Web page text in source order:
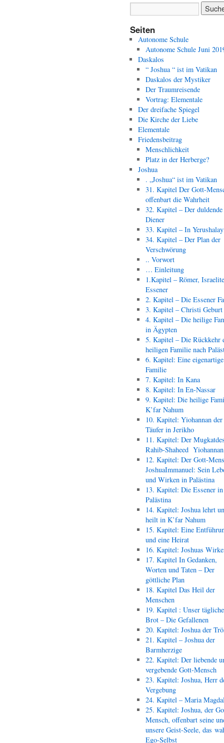
Seiten
Autonome Schule
Autonome Schule Juni
Daskalos
“ Joshua “ ist im Vatikan
Daskalos der Mystiker
Der Traumreisende
Vortrag: Elementale
Der dreifache Spiegel
Die Kirche der Liebe
Elementale
Friedensbeitrag
Menschlichkeit
Platz in der Herberge?
Joshua
. „Joshua“ ist im Vatikan
31. Kapitel Der Gott-
offenbart die Wahrheit
32. Kapitel – Der duldende
Diener
33. Kapitel – In
34. Kapitel – Der Plan der
Verschwörung
.. Vorwort
… Einleitung
1.Kapitel – Römer,
Essener
2. Kapitel – Die Essener
3. Kapitel – Christi Geburt
4. Kapitel – Die heilige
in Ägypten
5. Kapitel – Die Rückkehr
heiligen Familie nach
6. Kapitel: Eine eigenartige
Familie
7. Kapitel: In Kana
8. Kapitel: In En-Nassar
9. Kapitel: Die heilige
K’far Nahum
10. Kapitel: Yiohannan der
Täufer in Jerikho
11. Kapitel: Der
Rahib-Shaheed
12. Kapitel: Der Gott-
JoshuaImmanuel: Sein
und Wirken in Palästina
13. Kapitel: Die Essener in
Palästina
14. Kapitel: Joshua lehrt
heilt in K’far Nahum
15. Kapitel: Eine
und eine Heirat
16. Kapitel: Joshuas
17. Kapitel In Gedanken,
Worten und Taten – Der
göttliche Plan
18. Kapitel Das Heil der
Menschen
19. Kapitel : Unser
Brot – Die Gefallenen
20. Kapitel: Joshua der
21. Kapitel – Joshua der
Barmherzige
22. Kapitel: Der liebende
vergebende Gott-Mensch
23. Kapitel: Joshua, Herr
Vergebung
24. Kapitel – Maria
25. Kapitel: Joshua, der
Mensch, offenbart seine
unsere Geist-Seele, das
Ego-Selbst